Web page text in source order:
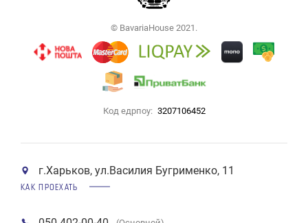
© BavariaHouse 2021.
Код едрпоу: 3207106452
г.Харьков, ул.Василия Бугрименко, 11
КАК ПРОЕХАТЬ